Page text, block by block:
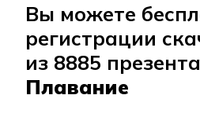
Вы можете
регистрации
из 8885
Плавание